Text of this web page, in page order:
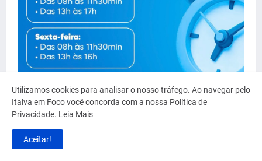
Utilizamos cookies para analisar o nosso tráfego. Ao navegar pelo
Italva em Foco você concorda com a nossa Política de
Privacidade. Leia Mais
Aceitar!